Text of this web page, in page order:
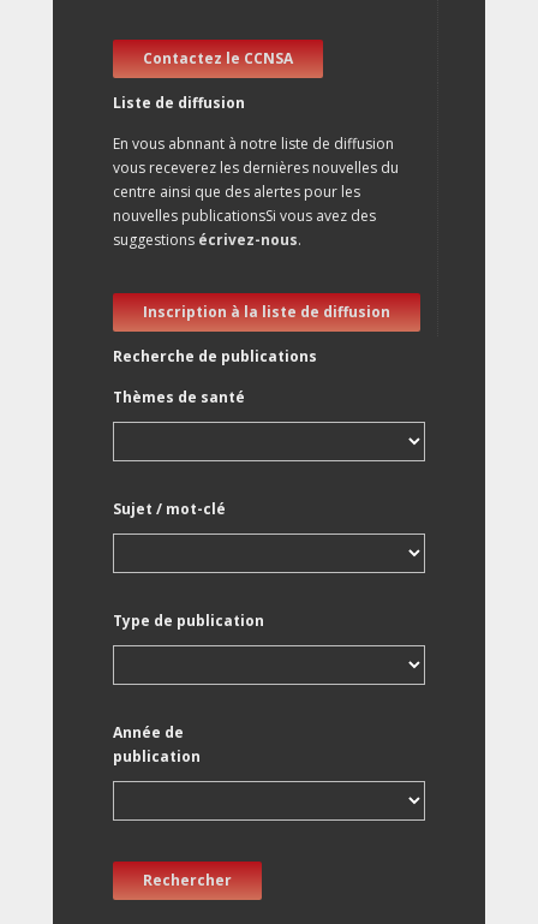
Contactez le CCNSA
Liste de diffusion
En vous abnnant à notre liste de diffusion
vous receverez les dernières nouvelles du
centre ainsi que des alertes pour les
nouvelles publicationsSi vous avez des
suggestions écrivez-nous.
Inscription à la liste de diffusion
Recherche de publications
Thèmes de santé
Sujet / mot-clé
Type de publication
Année de
publication
Rechercher